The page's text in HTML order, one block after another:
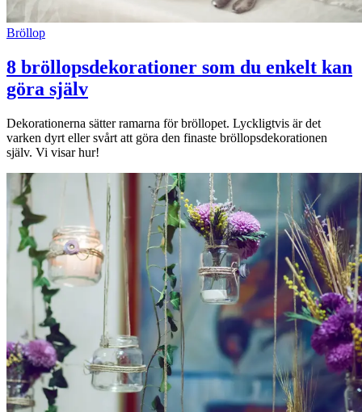
Min Shopping-app
Bröllop
8 bröllopsdekorationer som du enkelt kan
göra själv
Dekorationerna sätter ramarna för bröllopet. Lyckligtvis är det
varken dyrt eller svårt att göra den finaste bröllopsdekorationen
själv. Vi visar hur!